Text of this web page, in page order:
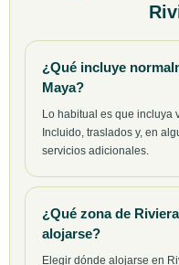
¿Qué incluye
Maya?
Lo habitual es que incluya
Incluido, traslados y, en
servicios adicionales.
¿Qué zona de
alojarse?
Elegir dónde alojarse en